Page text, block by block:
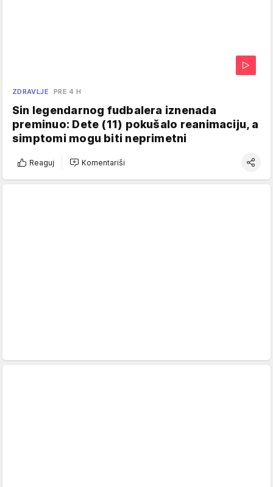
ZDRAVLJE PRE 4 H
Sin legendarnog fudbalera iznenada
preminuo: Dete (11) pokušalo reanimaciju, a
simptomi mogu biti neprimetni
Reaguj Komentariši